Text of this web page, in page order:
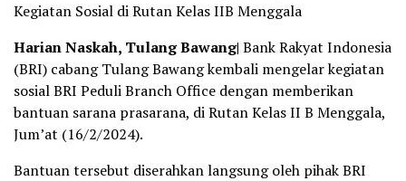
Kegiatan Sosial di Rutan Kelas IIB Menggala
Harian Naskah, Tulang Bawang| Bank Rakyat Indonesia
(BRI) cabang Tulang Bawang kembali mengelar kegiatan
sosial BRI Peduli Branch Office dengan memberikan
bantuan sarana prasarana, di Rutan Kelas II B Menggala,
Jum’at (16/2/2024).
Bantuan tersebut diserahkan langsung oleh pihak BRI